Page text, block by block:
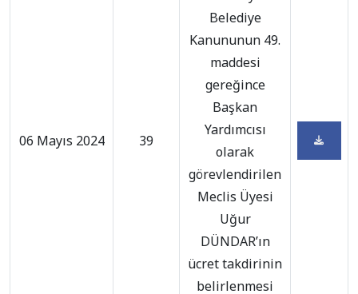
06 Mayıs 2024 39
Belediye
Kanununun 49.
maddesi
gereğince
Başkan
Yardımcısı
olarak
görevlendirilen
Meclis Üyesi
Uğur
DÜNDAR’ın
ücret takdirinin
belirlenmesi